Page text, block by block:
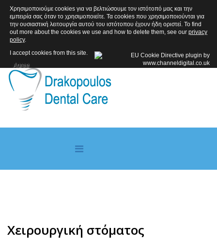
ΑΚΟΛΟΥΘΗΣΤΕ ΜΑΣ
Χειρουργική στόματος
Χρησιμοποιούμε cookies για να βελτιώσουμε τον ιστότοπό μας και την
εμπειρία σας όταν το χρησιμοποιείτε. Τα cookies που χρησιμοποιούνται για
την ουσιαστική λειτουργία αυτού του ιστότοπου έχουν ήδη οριστεί. To find
out more about the cookies we use and how to delete them, see our privacy
policy.
I accept cookies from this site.
Agree